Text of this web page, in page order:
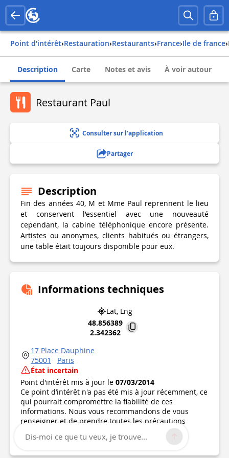
Point d'intérêt› Restauration› Restaurants› france› ile de france›
Description Carte Notes et avis À voir autour
Restaurant Paul
Consulter sur l'application
Partager
Description
Fin des années 40, M et Mme Paul reprennent le lieu
et conservent l'essentiel avec une nouveauté
cependant, la cabine téléphonique encore présente.
Artistes ou anonymes, clients habitués ou étrangers,
une table était toujours disponible pour eux.
Informations techniques
Lat, Lng
48.856389
2.342362
17 Place Dauphine
75001
Paris
État incertain
Point d'intérêt mis à jour le 07/03/2014
Ce point d’intérêt n'a pas été mis à jour récemment, ce
qui pourrait compromettre la fiabilité de ces
informations. Nous vous recommandons de vous
renseigner et de prendre toutes les précautions
nécessaires. Si vous en êtes l'auteur, vérifiez vos
informations.
Dis-moi ce que tu veux, je trouve...